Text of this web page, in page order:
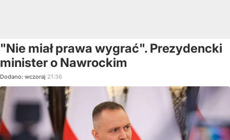
"Nie miał prawa wygrać". Prezydencki
minister o Nawrockim
Dodano: wczoraj 21:36